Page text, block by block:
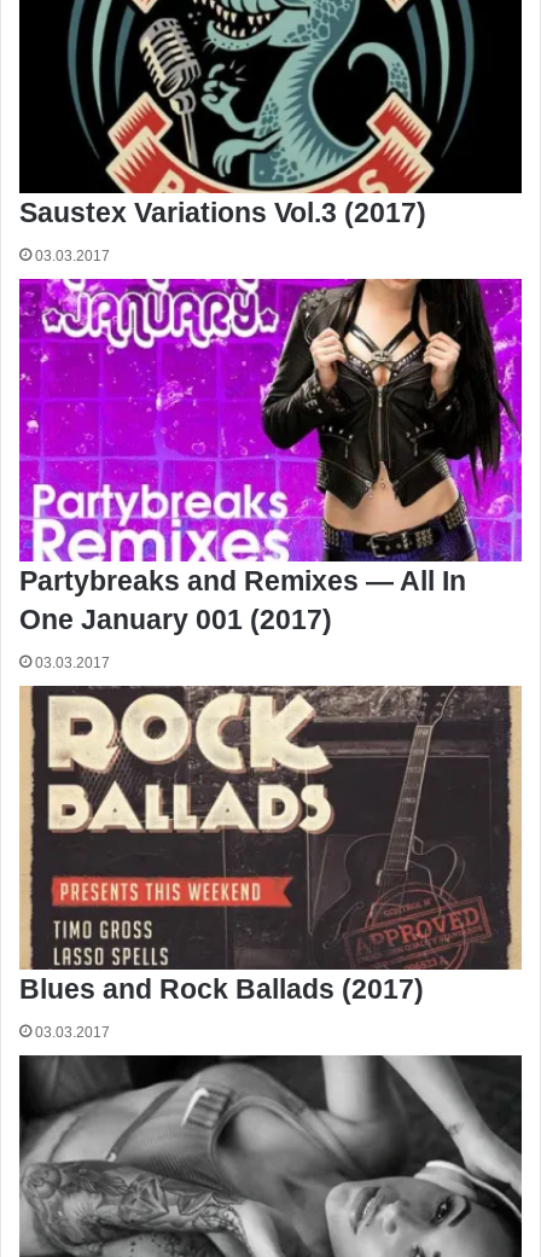
Saustex Variations Vol.3 (2017)
03.03.2017
Partybreaks and Remixes — All In
One January 001 (2017)
03.03.2017
Blues and Rock Ballads (2017)
03.03.2017